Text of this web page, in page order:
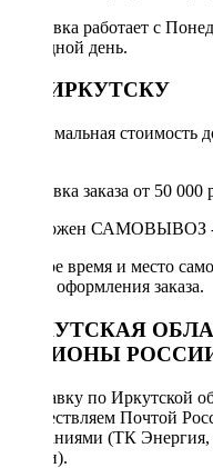
Доставка работает с
выходной день.
ПО ИРКУТСКУ
Минимальная стоимость
Доставка заказа от 50
Возможен САМОВЫВОЗ
Точное время и место
после оформления заказа.
ИРКУТСКАЯ
РЕГИОНЫ
Отправку по Иркутской
осуществляем Почтой
компаниями (ТК
линии).